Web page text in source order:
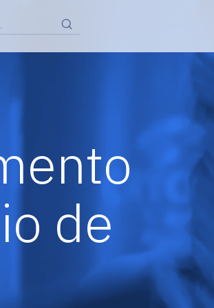
de